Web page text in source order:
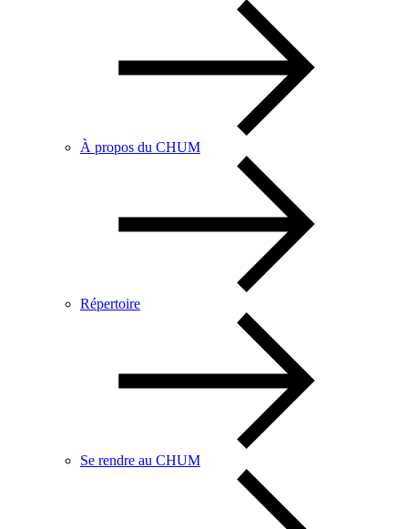
À propos du CHUM
Répertoire
Se rendre au CHUM